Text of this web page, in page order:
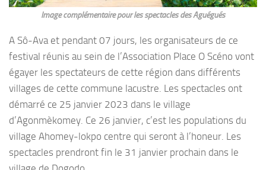
Image complémentaire pour les spectacles des Aguégués
A Sô-Ava et pendant 07 jours, les organisateurs de ce
festival réunis au sein de l’Association Place O Scéno vont
égayer les spectateurs de cette région dans différents
villages de cette commune lacustre. Les spectacles ont
démarré ce 25 janvier 2023 dans le village
d’Agonmèkomey. Ce 26 janvier, c’est les populations du
village Ahomey-lokpo centre qui seront à l’honeur. Les
spectacles prendront fin le 31 janvier prochain dans le